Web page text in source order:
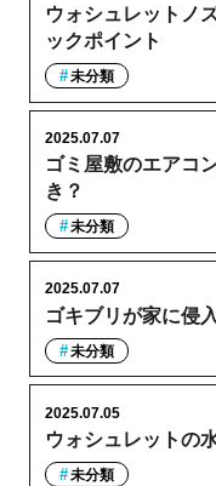
ウォシュレットノ
ックポイント
未分類
ゴミ屋敷のエアコ
き？
2025.07.07
未分類
ゴキブリが家に侵
2025.07.07
未分類
ウォシュレットの
2025.07.05
未分類